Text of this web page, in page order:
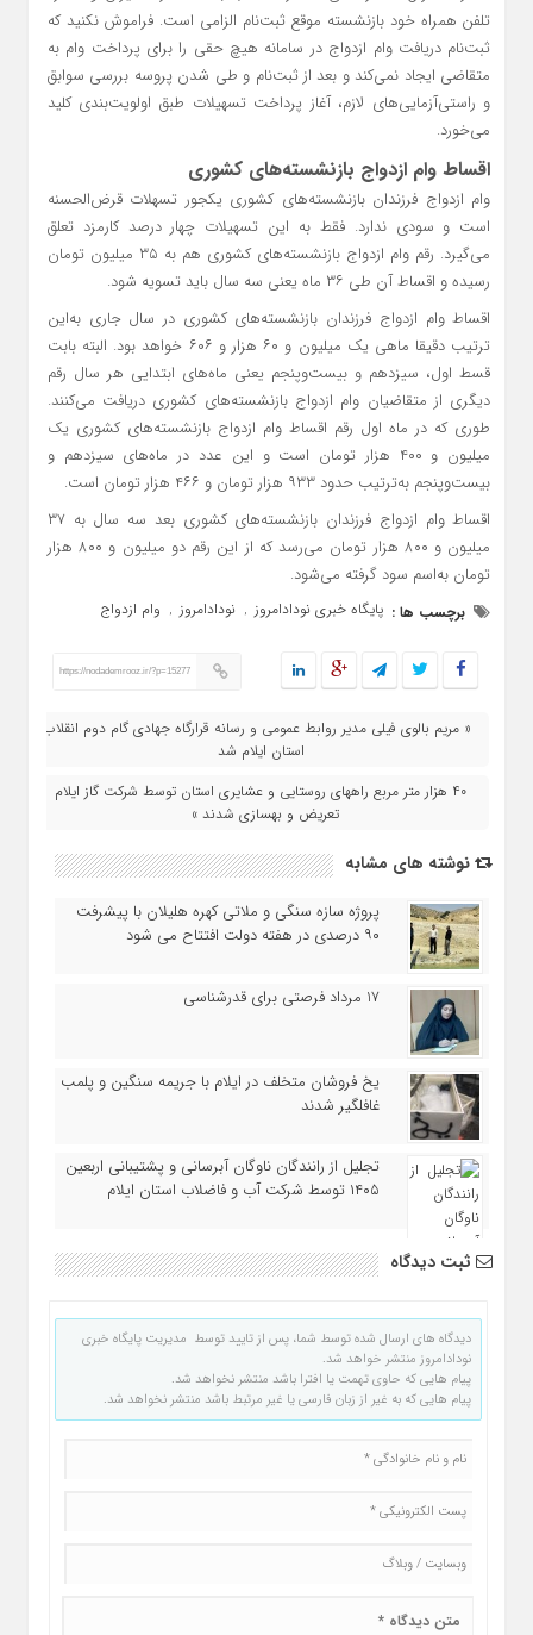
تلفن همراه خود بازنشسته موقع ثبت‌نام الزامی است. فراموش نکنید که
ثبت‌نام دریافت وام ازدواج در سامانه هیچ حقی را برای پرداخت وام به
متقاضی ایجاد نمی‌کند و بعد از ثبت‌نام و طی شدن پروسه بررسی سوابق
و راستی‌آزمایی‌های لازم، آغاز پرداخت تسهیلات طبق اولویت‌بندی کلید
می‌خورد.
اقساط وام ازدواج بازنشسته‌های کشوری
وام ازدواج فرزندان بازنشسته‌های کشوری یکجور تسهلات قرض‌الحسنه
است و سودی ندارد. فقط به این تسهیلات چهار درصد کارمزد تعلق
می‌گیرد. رقم وام ازدواج بازنشسته‌های کشوری هم به ۳۵ میلیون تومان
رسیده و اقساط آن طی ۳۶ ماه یعنی سه سال باید تسویه شود.
اقساط وام ازدواج فرزندان بازنشسته‌های کشوری در سال جاری به‌این
ترتیب دقیقا ماهی یک میلیون و ۶۰ هزار و ۶۰۶ خواهد بود. البته بابت
قسط اول، سیزدهم و بیست‌وپنجم یعنی ماه‌های ابتدایی هر سال رقم
دیگری از متقاضیان وام ازدواج بازنشسته‌های کشوری دریافت می‌کنند.
طوری که در ماه اول رقم اقساط وام ازدواج بازنشسته‌های کشوری یک
میلیون و ۴۰۰ هزار تومان است و این عدد در ماه‌های سیزدهم و
بیست‌وپنجم به‌ترتیب حدود ۹۳۳ هزار تومان و ۴۶۶ هزار تومان است.
اقساط وام ازدواج فرزندان بازنشسته‌های کشوری بعد سه سال به ۳۷
میلیون و ۸۰۰ هزار تومان می‌رسد که از این رقم دو میلیون و ۸۰۰ هزار
تومان به‌اسم سود گرفته می‌شود.
برچسب ها : پایگاه خبری نودادامروز , نودادامروز , وام ازدواج
https://nodademrooz.ir/?p=15277
« مریم بالوی فیلی مدیر روابط عمومی و رسانه قرارگاه جهادی گام دوم انقلاب
استان ایلام شد
۴۰ هزار متر مربع راههای روستایی و عشایری استان توسط شرکت گاز ایلام
تعریض و بهسازی شدند »
نوشته های مشابه
پروژه سازه سنگی و ملاتی کهره هلیلان با پیشرفت
۹۰ درصدی در هفته دولت افتتاح می شود
17 مرداد فرصتی برای قدرشناسی
یخ‌ فروشان متخلف در ایلام با جریمه سنگین و پلمب
غافلگیر شدند
تجلیل از رانندگان ناوگان آبرسانی و پشتیبانی اربعین
۱۴۰۵ توسط شرکت آب و فاضلاب استان ایلام
ثبت دیدگاه
دیدگاه های ارسال شده توسط شما، پس از تایید توسط مدیریت پایگاه خبری
نودادامروز منتشر خواهد شد.
پیام هایی که حاوی تهمت یا افترا باشد منتشر نخواهد شد.
پیام هایی که به غیر از زبان فارسی یا غیر مرتبط باشد منتشر نخواهد شد.